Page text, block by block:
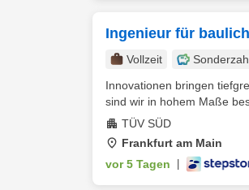
Ingenieur für
Vollzeit
Innovationen bringen
sind wir in hohem Maße
TÜV SÜD
Frankfurt am Main
vor 5 Tagen